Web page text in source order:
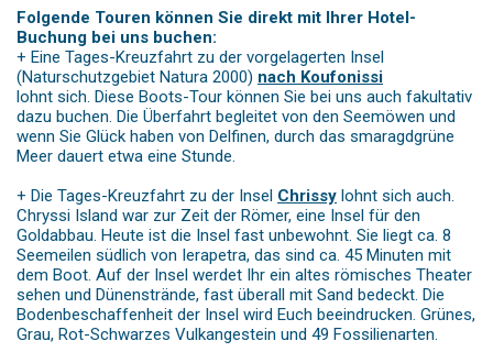
Folgende Touren können Sie direkt mit Ihrer Hotel-
Buchung bei uns buchen:
+ Eine Tages-Kreuzfahrt zu der vorgelagerten Insel
(Naturschutzgebiet Natura 2000) nach Koufonissi
lohnt sich. Diese Boots-Tour können Sie bei uns auch fakultativ
dazu buchen. Die Überfahrt begleitet von den Seemöwen und
wenn Sie Glück haben von Delfinen, durch das smaragdgrüne
Meer dauert etwa eine Stunde.
+ Die Tages-Kreuzfahrt zu der Insel Chrissy lohnt sich auch.
Chryssi Island war zur Zeit der Römer, eine Insel für den
Goldabbau. Heute ist die Insel fast unbewohnt. Sie liegt ca. 8
Seemeilen südlich von Ierapetra, das sind ca. 45 Minuten mit
dem Boot. Auf der Insel werdet Ihr ein altes römisches Theater
sehen und Dünenstrände, fast überall mit Sand bedeckt. Die
Bodenbeschaffenheit der Insel wird Euch beeindrucken. Grünes,
Grau, Rot-Schwarzes Vulkangestein und 49 Fossilienarten.